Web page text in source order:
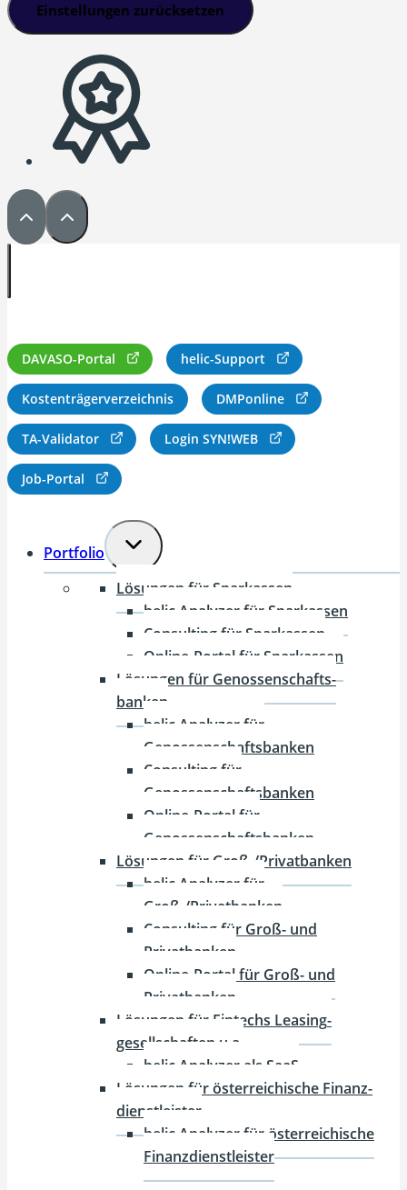
Einstellungen zurücksetzen
DAVASO-Portal helic-Support
Kostenträgerverzeichnis DMPonline
TA-Validator Login SYN!WEB
Job-Portal
Portfolio
Untermenü
umschalten
Lösungen für Sparkassen
helic Analyzer für Sparkassen
Consulting für Sparkassen
Online-Portal für Sparkassen
Lösungen für Genossen­schafts­
banken
helic Analyzer für
Genossenschaftsbanken
Consulting für
Genossenschaftsbanken
Online-Portal für
Genossenschaftsbanken
Lösungen für Groß-/Privat­banken
helic Analyzer für
Groß-/Privatbanken
Consulting für Groß- und
Privatbanken
Online-Portal für Groß- und
Privatbanken
Lösungen für Fintechs Leasing­
gesellschaften u.a.
helic Analyzer als SaaS
Lösungen für öster­reichische Finanz­
dienstleister
helic Analyzer für öster­reichische
Finanz­dienst­leister